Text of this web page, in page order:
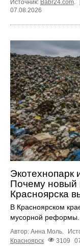
Источник: Babr24.com
07.08.2026
Экотехнопарк
Почему новый
Красноярска
В Красноярском
мусорной реформы.
Автор: Анна Моль.
Красноярск
3109